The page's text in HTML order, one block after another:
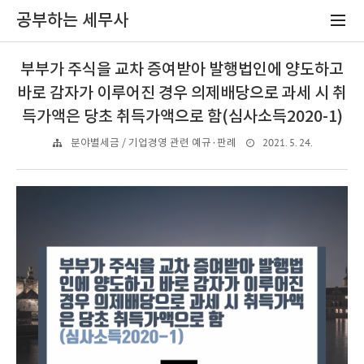
공부하는 세무사
부부가 주식을 교차 증여받아 발행법인에 양도하고
바로 감자가 이루어진 경우 의제배당으로 과세 시 취
득가액은 당초 취득가액으로 함(심사소득2020-1)
분야별세금 / 기업경영 관련 예규·판례 2021. 5. 24.